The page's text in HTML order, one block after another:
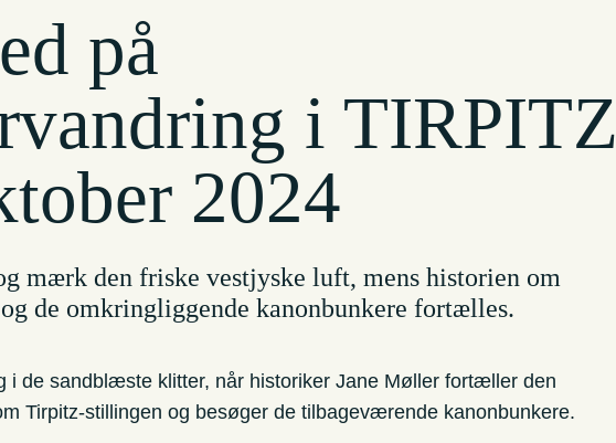
på
i TIRPITZ
2024
mærk den friske vestjyske luft, mens historien om
de omkringliggende kanonbunkere fortælles.
i de sandblæste klitter, når historiker Jane Møller fortæller den
Tirpitz-stillingen og besøger de tilbageværende kanonbunkere.